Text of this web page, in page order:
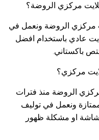
مركزي الروضة؟
مركزي الروضة ونعمل في
عادي باستخدام افضل
باكستاني.
مركزي؟
الروضة منذ فترات
ونعمل في توليف
او مشكلة ظهور